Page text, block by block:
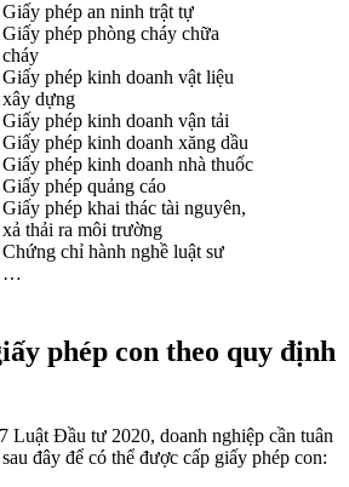
Giấy phép an ninh trật tự
Giấy phép phòng cháy chữa
cháy
Giấy phép kinh doanh vật liệu
xây dựng
Giấy phép kinh doanh vận tải
Giấy phép kinh doanh xăng dầu
Giấy phép kinh doanh nhà thuốc
Giấy phép quảng cáo
Giấy phép khai thác tài nguyên,
xả thải ra môi trường
Chứng chỉ hành nghề luật sư
…
phép con theo quy định
Luật Đầu tư 2020, doanh nghiệp cần tuân
đây để có thể được cấp giấy phép con: